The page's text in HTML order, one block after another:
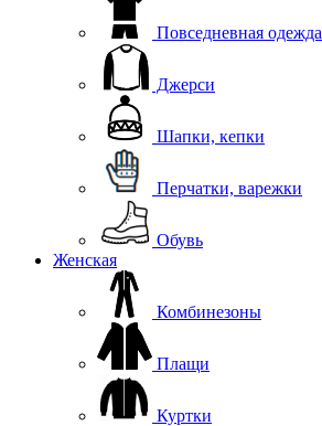
Повседневная одежда
Джерси
Шапки, кепки
Перчатки, варежки
Обувь
Женская
Комбинезоны
Плащи
Куртки